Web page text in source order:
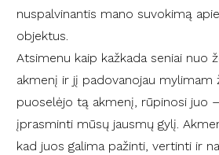
nuspalvinantis mano suvokimą
objektus.
Atsimenu kaip kažkada seniai nuo
akmenį ir jį padovanojau mylimam
puoselėjo tą akmenį, rūpinosi juo
įprasminti mūsų jausmų gylį.
kad juos galima pažinti, vertinti ir